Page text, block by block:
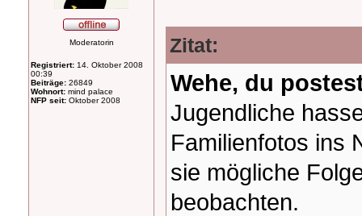
Moderatorin
Registriert: 14. Oktober 2008
00:39
Beiträge: 26849
Wohnort: mind palace
NFP seit: Oktober 2008
Zitat:
Wehe, du
Jugendliche
Familienfotos ins
sie mögliche
beobachten.